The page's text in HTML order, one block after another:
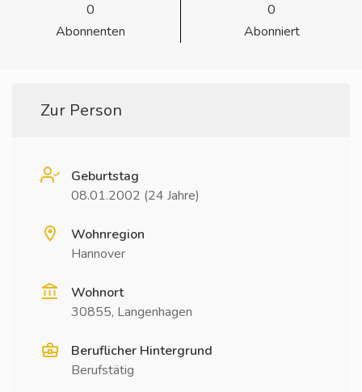
0
Abonnenten
0
Abonniert
Zur Person
Geburtstag
08.01.2002 (24 Jahre)
Wohnregion
Hannover
Wohnort
30855, Langenhagen
Beruflicher Hintergrund
Berufstätig